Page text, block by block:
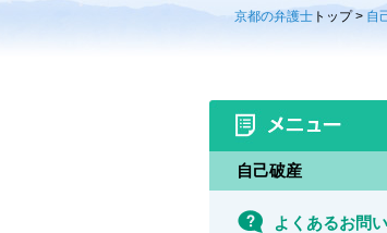
京都の弁護士 トップ > 自
自己破産
よくあるお問